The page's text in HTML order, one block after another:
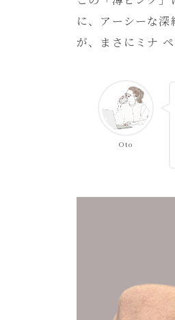
に、アーシーな
が、まさにミナ ペ
Oto